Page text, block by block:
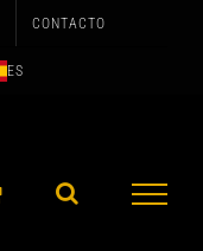
CONTACTO
ES